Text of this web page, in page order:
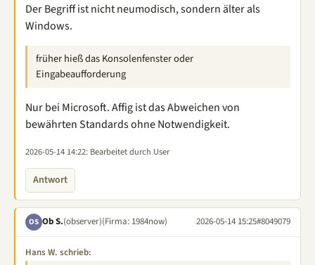
Der Begriff ist nicht neumodisch, sondern älter als
Windows.
früher hieß das Konsolenfenster oder
Eingabeaufforderung
Nur bei Microsoft. Affig ist das Abweichen von
bewährten Standards ohne Notwendigkeit.
2026-05-14 14:22: Bearbeitet durch User
Antwort
OS Ob S.(observer)(Firma: 1984now) 2026-05-14 15:25#8049079
Hans W. schrieb: